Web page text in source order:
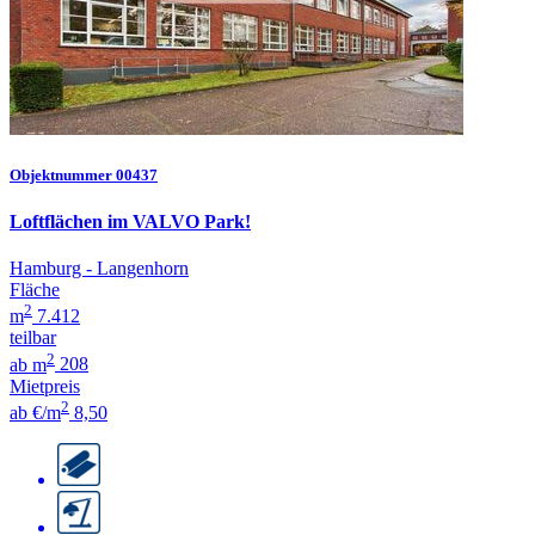
Objektnummer 00437
Loftflächen im VALVO Park!
Hamburg - Langenhorn
Fläche
m2 7.412
teilbar
ab m2 208
Mietpreis
ab €/m2 8,50